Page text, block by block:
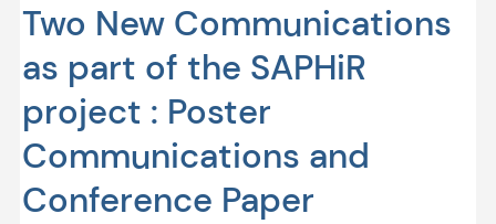
Two New Communications
as part of the SAPHiR
project : Poster
Communications and
Conference Paper